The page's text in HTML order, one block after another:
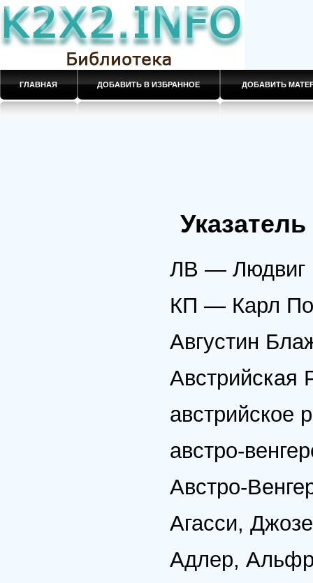
ГЛАВНАЯ ДОБАВИТЬ В ИЗБРАННОЕ ДОБАВИТЬ
ЛВ — Людвиг
КП — Карл
Августин
Австрийская
австрийское
австро-
Австро-
Агасси,
Адлер,